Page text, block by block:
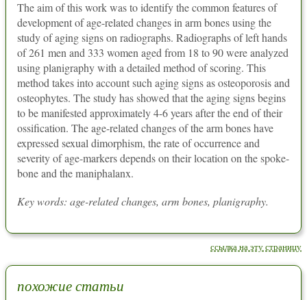
The aim of this work was to identify the common features of
development of age-related changes in arm bones using the
study of aging signs on radiographs. Radiographs of left hands
of 261 men and 333 women aged from 18 to 90 were analyzed
using planigraphy with a detailed method of scoring. This
method takes into account such aging signs as osteoporosis and
osteophytes. The study has showed that the aging signs begins
to be manifested approximately 4-6 years after the end of their
ossification. The age-related changes of the arm bones have
expressed sexual dimorphism, the rate of occurrence and
severity of age-markers depends on their location on the spoke-
bone and the maniphalanx.
Key words: age-related changes, arm bones, planigraphy.
ссылка на эту страницу
похожие статьи